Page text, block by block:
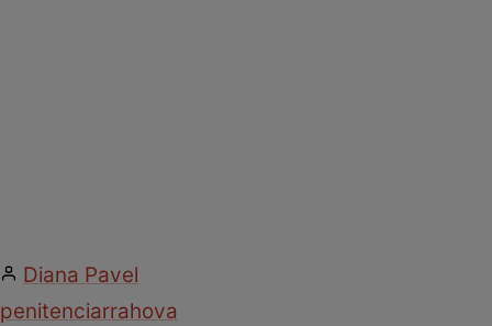
Diana Pavel
penitenciarrahova